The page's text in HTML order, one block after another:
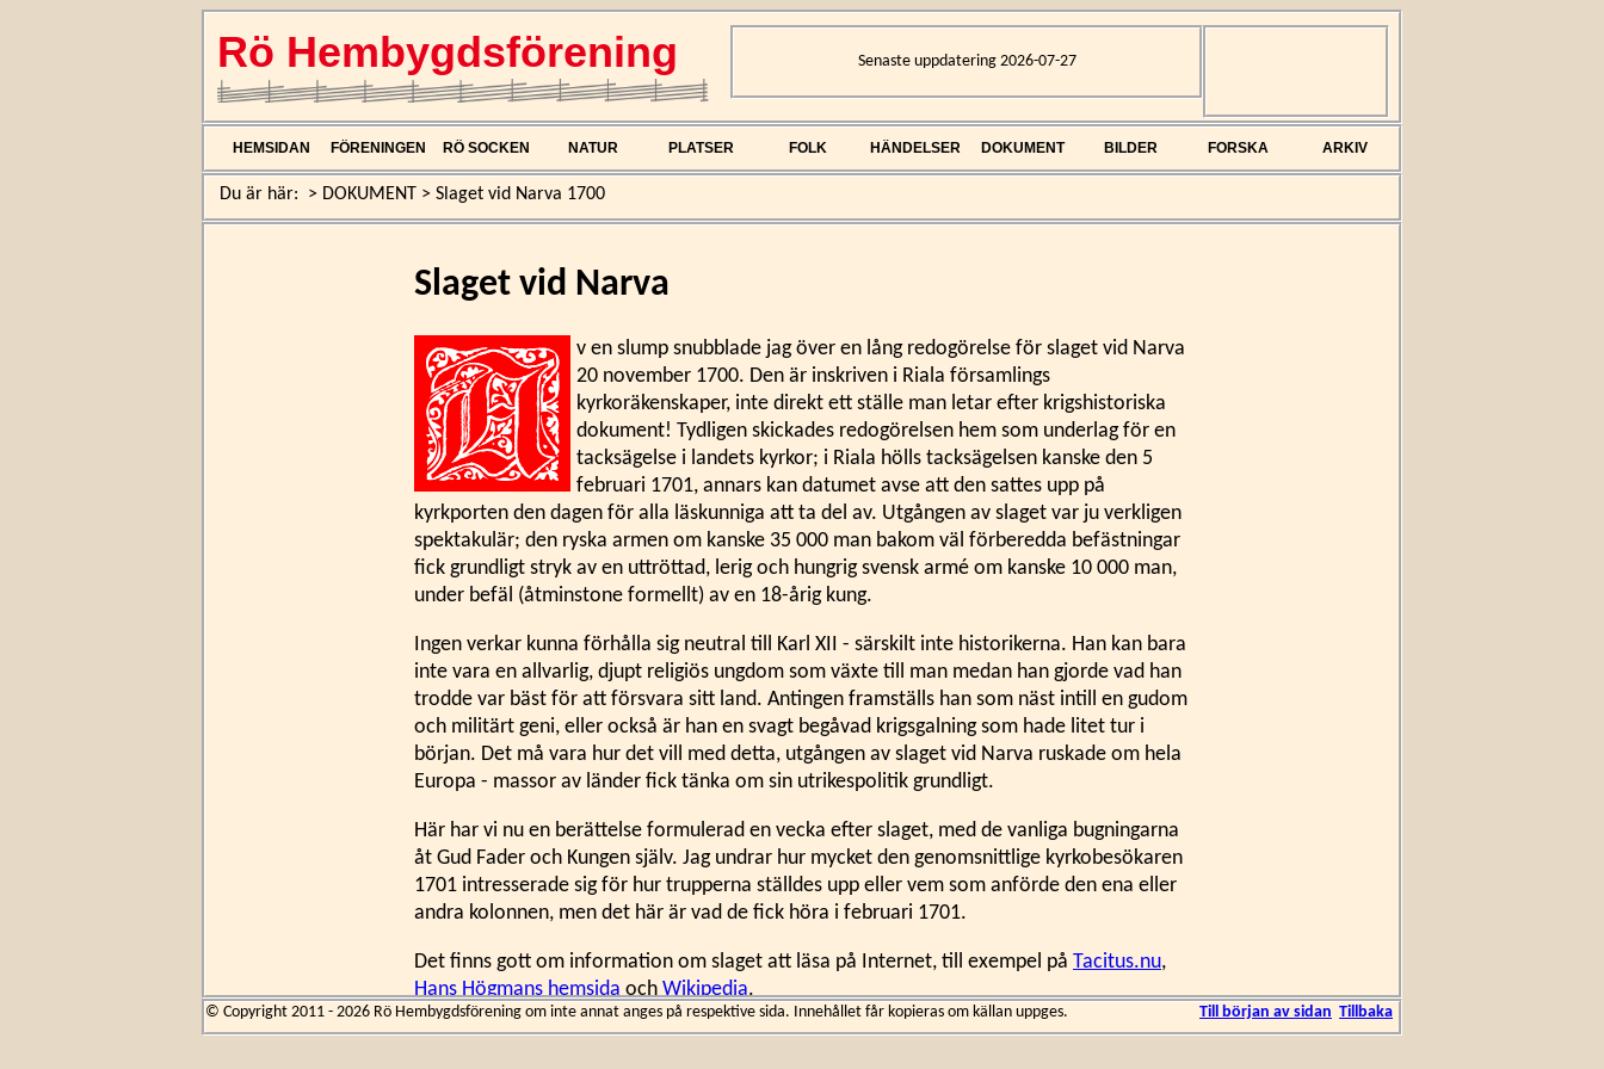
Rö Hembygdsförening Senaste uppdatering 2026-07-27
HEMSIDAN FÖRENINGEN RÖ SOCKEN NATUR PLATSER FOLK HÄNDELSER DOKUMENT BILDER FORSKA ARKIV
Du är här: > DOKUMENT > Slaget vid Narva 1700
Slaget vid Narva
v en slump snubblade jag över en lång redogörelse för slaget vid Narva
20 november 1700. Den är inskriven i Riala församlings
kyrkoräkenskaper, inte direkt ett ställe man letar efter krigshistoriska
dokument! Tydligen skickades redogörelsen hem som underlag för en
tacksägelse i landets kyrkor; i Riala hölls tacksägelsen kanske den 5
februari 1701, annars kan datumet avse att den sattes upp på
kyrkporten den dagen för alla läskunniga att ta del av. Utgången av slaget var ju verkligen
spektakulär; den ryska armen om kanske 35 000 man bakom väl förberedda befästningar
fick grundligt stryk av en uttröttad, lerig och hungrig svensk armé om kanske 10 000 man,
under befäl (åtminstone formellt) av en 18-årig kung.
Ingen verkar kunna förhålla sig neutral till Karl XII - särskilt inte historikerna. Han kan bara
inte vara en allvarlig, djupt religiös ungdom som växte till man medan han gjorde vad han
trodde var bäst för att försvara sitt land. Antingen framställs han som näst intill en gudom
och militärt geni, eller också är han en svagt begåvad krigsgalning som hade litet tur i
början. Det må vara hur det vill med detta, utgången av slaget vid Narva ruskade om hela
Europa - massor av länder fick tänka om sin utrikespolitik grundligt.
Här har vi nu en berättelse formulerad en vecka efter slaget, med de vanliga bugningarna
åt Gud Fader och Kungen själv. Jag undrar hur mycket den genomsnittlige kyrkobesökaren
1701 intresserade sig för hur trupperna ställdes upp eller vem som anförde den ena eller
andra kolonnen, men det här är vad de fick höra i februari 1701.
Det finns gott om information om slaget att läsa på Internet, till exempel på Tacitus.nu,
Hans Högmans hemsidaochWikipedia.
Som det föll sig var nog inga Röbor med i slaget; Upplands regemente hade farit så illa av
© Copyright 2011 - 2026 Rö Hembygdsförening om inte annat anges på respektive sida. Innehållet får kopieras om källan uppges. Till början av sidan Tillbaka